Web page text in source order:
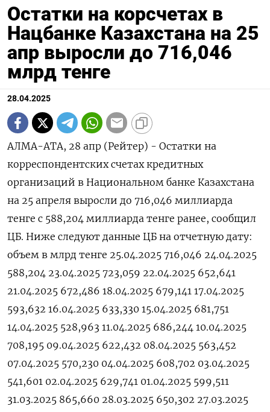
Остатки на корсчетах в
Нацбанке Казахстана на 25
апр выросли до 716,046
млрд тенге
28.04.2025
АЛМА-АТА, 28 апр (Рейтер) - Остатки на
корреспондентских счетах кредитных
организаций в Национальном банке Казахстана
на 25 апреля выросли до 716,046 миллиарда
тенге с 588,204 миллиарда тенге ранее, сообщил
ЦБ. Ниже следуют данные ЦБ на отчетную дату:
объем в млрд тенге 25.04.2025 716,046 24.04.2025
588,204 23.04.2025 723,059 22.04.2025 652,641
21.04.2025 672,486 18.04.2025 679,141 17.04.2025
593,632 16.04.2025 633,330 15.04.2025 681,751
14.04.2025 528,963 11.04.2025 686,244 10.04.2025
708,195 09.04.2025 622,432 08.04.2025 563,452
07.04.2025 570,230 04.04.2025 608,702 03.04.2025
541,601 02.04.2025 629,741 01.04.2025 599,511
31.03.2025 865,660 28.03.2025 650,302 27.03.2025